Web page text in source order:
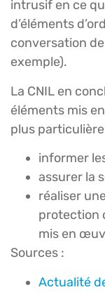
intrusif en ce
d’éléments
conversation
exemple).
La CNIL en
éléments mis
plus
informer
assurer la
réaliser
protection
mis en
Sources :
Actualité